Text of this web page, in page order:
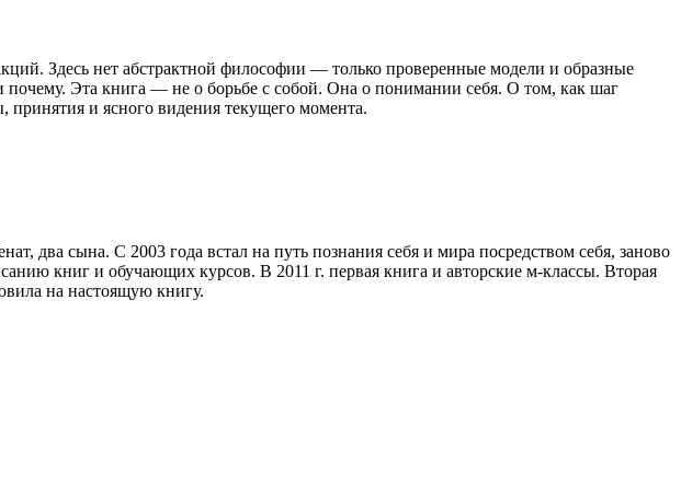
Здесь нет абстрактной философии — только проверенные модели и образные
Эта книга — не о борьбе с собой. Она о понимании себя. О том, как шаг
принятия и ясного видения текущего момента.
два сына. С 2003 года встал на путь познания себя и мира посредством себя, заново
книг и обучающих курсов. В 2011 г. первая книга и авторские м-классы. Вторая
на настоящую книгу.